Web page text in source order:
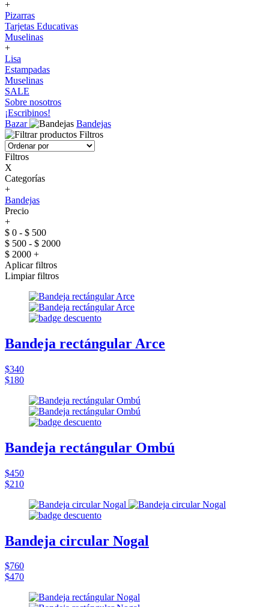
+
Pizarras
Tarjetas Educativas
Muselinas
+
Lisa
Estampadas
Muselinas
SALE
Sobre nosotros
¡Escribinos!
Bazar
Bandejas
Filtros
Filtros
X
Categorías
+
Bandejas
Precio
+
$ 0 - $ 500
$ 500 - $ 2000
$ 2000 +
Aplicar filtros
Limpiar filtros
Bandeja rectángular Arce
$340
$180
Bandeja rectángular Ombú
$450
$210
Bandeja circular Nogal
$760
$470